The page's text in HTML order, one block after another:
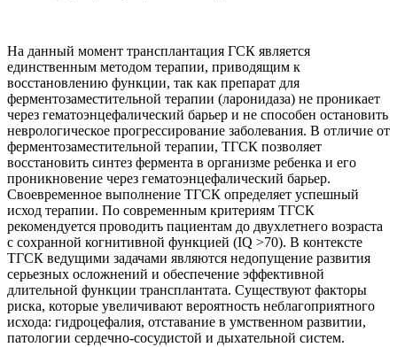
На данный момент трансплантация ГСК является
единственным методом терапии, приводящим к
восстановлению функции, так как препарат для
ферментозаместительной терапии (ларонидаза) не проникает
через гематоэнцефалический барьер и не способен остановить
неврологическое прогрессирование заболевания. В отличие от
ферментозаместительной терапии, ТГСК позволяет
восстановить синтез фермента в организме ребенка и его
проникновение через гематоэнцефалический барьер.
Своевременное выполнение ТГСК определяет успешный
исход терапии. По современным критериям ТГСК
рекомендуется проводить пациентам до двухлетнего возраста
с сохранной когнитивной функцией (IQ >70). В контексте
ТГСК ведущими задачами являются недопущение развития
серьезных осложнений и обеспечение эффективной
длительной функции трансплантата. Существуют факторы
риска, которые увеличивают вероятность неблагоприятного
исхода: гидроцефалия, отставание в умственном развитии,
патологии сердечно-сосудистой и дыхательной систем.